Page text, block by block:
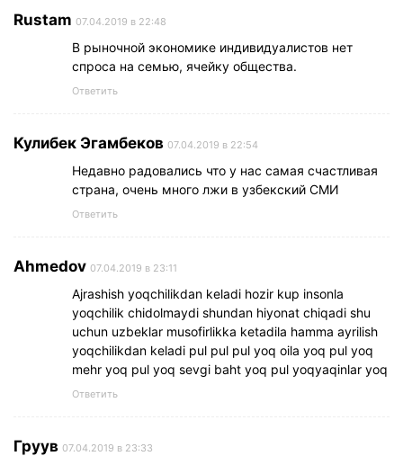
Rustam 07.04.2019 в 22:48
В рыночной экономике индивидуалистов нет
спроса на семью, ячейку общества.
Ответить
Кулибек Эгамбеков 07.04.2019 в 22:54
Недавно радовались что у нас самая счастливая
страна, очень много лжи в узбекский СМИ
Ответить
Ahmedov 07.04.2019 в 23:11
Ajrashish yoqchilikdan keladi hozir kup insonla
yoqchilik chidolmaydi shundan hiyonat chiqadi shu
uchun uzbeklar musofirlikka ketadila hamma ayrilish
yoqchilikdan keladi pul pul pul yoq oila yoq pul yoq
mehr yoq pul yoq sevgi baht yoq pul yoqyaqinlar yoq
Ответить
Груув 07.04.2019 в 23:33